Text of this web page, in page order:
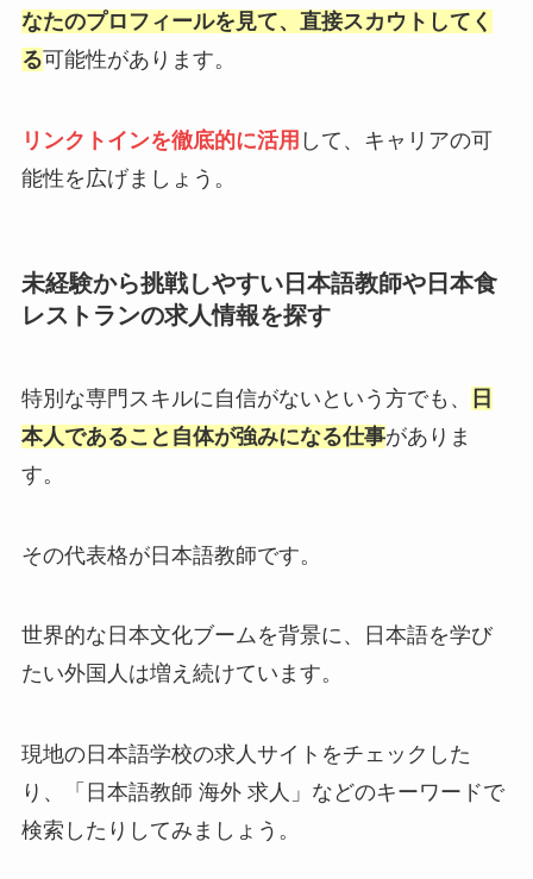
なたのプロフィールを見て、直接スカウトしてく
る可能性があります。
リンクトインを徹底的に活用 して、キャリアの可
能性を広げましょう。
未経験から挑戦しやすい日本語教師や日本食
レストランの求人情報を探す
特別な専門スキルに自信がないという方でも、
日
本人であること自体が強みになる仕事がありま
す。
その代表格が日本語教師です。
世界的な日本文化ブームを背景に、日本語を学び
たい外国人は増え続けています。
現地の日本語学校の求人サイトをチェックした
り、「日本語教師 海外 求人」などのキーワードで
検索したりしてみましょう。